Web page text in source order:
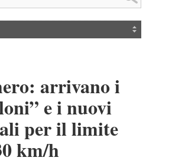
arrivano i
e i nuovi
per il limite
km/h